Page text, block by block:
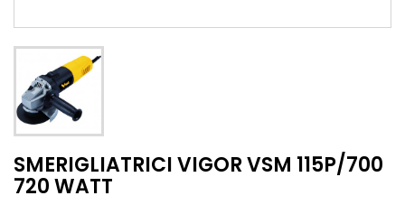
SMERIGLIATRICI VIGOR VSM 115P/700
720 WATT